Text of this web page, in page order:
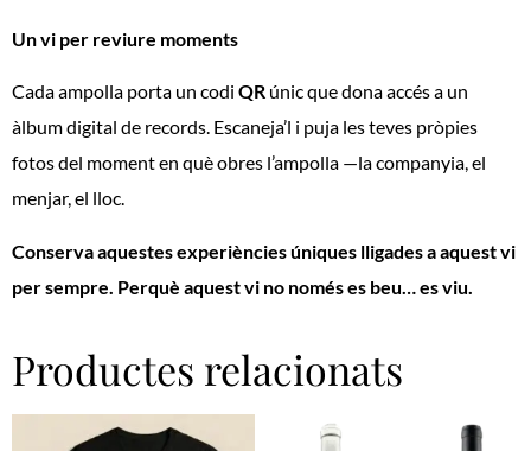
Un vi per reviure moments
Cada ampolla porta un codi QR únic que dona accés a un
àlbum digital de records. Escaneja’l i puja les teves pròpies
fotos del moment en què obres l’ampolla —la companyia, el
menjar, el lloc.
Conserva aquestes experiències úniques lligades a aquest vi
per sempre. Perquè aquest vi no només es beu…es viu.
Productes relacionats